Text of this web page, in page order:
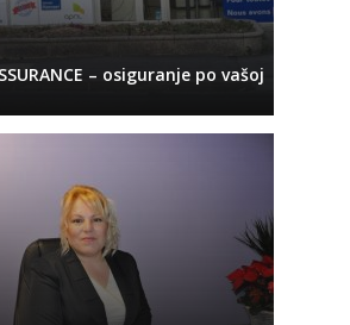
– osiguranje po vašoj